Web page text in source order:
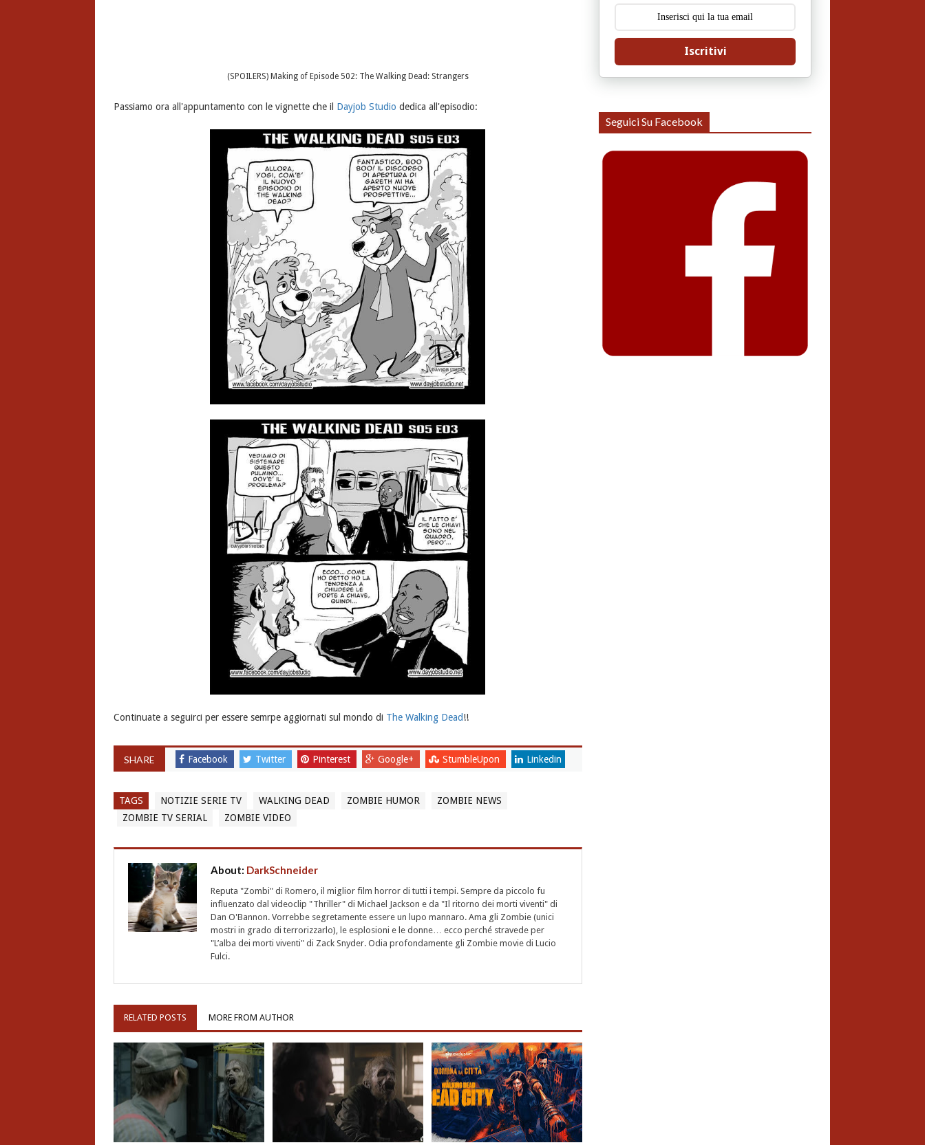
(SPOILERS) Making of Episode 502: The Walking Dead: Strangers
Passiamo ora all'appuntamento con le vignette che il Dayjob Studio dedica all'episodio:
Continuate a seguirci per essere semrpe aggiornati sul mondo di The Walking Dead!!
SHARE Facebook Twitter Pinterest Google+ StumbleUpon Linkedin
TAGS NOTIZIE SERIE TV WALKING DEAD ZOMBIE HUMOR
ZOMBIE NEWS
ZOMBIE TV SERIAL
ZOMBIE VIDEO
About: DarkSchneider
Reputa "Zombi" di Romero, il miglior film horror di tutti i tempi. Sempre da piccolo fu
influenzato dal videoclip "Thriller" di Michael Jackson e da "Il ritorno dei morti viventi" di
Dan O'Bannon. Vorrebbe segretamente essere un lupo mannaro. Ama gli Zombie (unici
mostri in grado di terrorizzarlo), le esplosioni e le donne… ecco perché stravede per
"L’alba dei morti viventi" di Zack Snyder. Odia profondamente gli Zombie movie di Lucio
Fulci.
RELATED POSTS MORE FROM AUTHOR
Iscritivi
Seguici Su Facebook